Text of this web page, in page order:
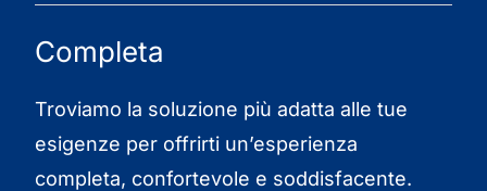
Completa
Troviamo la soluzione più adatta alle tue
esigenze per offrirti un’esperienza
completa, confortevole e soddisfacente.